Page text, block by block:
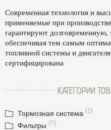
Современная технология и
применяемые при
гарантируют долговременную,
обеспечивая тем самым
топливной системы и
сертифицирована
КАТЕГОРИИ
Тормозная система (1)
Фильтры (7)